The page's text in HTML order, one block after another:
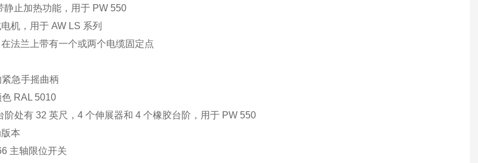
静止加热功能，用于 PW 550
机，用于 AW LS 系列
法兰上带有一个或两个电缆固定点
急手摇曲柄
RAL 5010
阶处有 32 英尺，4 个伸展器和 4 个橡胶台阶，用于 PW 550
本
主轴限位开关